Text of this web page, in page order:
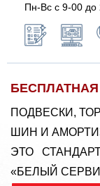
Пн-Вс c 9-00 до
ПОДВЕСКИ,
ШИН И
ЭТО
«БЕЛЫЙ